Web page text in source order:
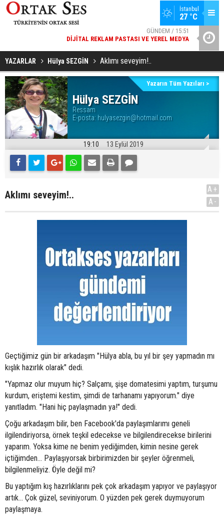
İstanbul
27 °C
DIJITAL REKLAM PASTASI VE YEREL MEDYA
GENÇLERBIRLIĞI SPOR KULÜBÜNDEN AÇIKLAMA GELDI
YAZARLAR Hülya SEZGİN Aklımı seveyim!..
Hülya SEZGİN
Ressam
E-posta: hulyasezgin@hotmail.com
Yazarın Tüm Yazıları >
19:10 13 Eylül 2019
Aklımı seveyim!..
A+
A-
Geçtiğimiz gün bir arkadaşım "Hülya abla, bu yıl bir şey yapmadın mı
kışlık hazırlık olarak" dedi.
"Yapmaz olur muyum hiç? Salçamı, şişe domatesimi yaptım, turşumu
kurdum, eriştemi kestim, şimdi de tarhanamı yapıyorum." diye
yanıtladım. "Hani hiç paylaşmadın ya!" dedi.
Çoğu arkadaşım bilir, ben Facebook'da paylaşımlarımı geneli
ilgilendiriyorsa, örnek teşkil edecekse ve bilgilendirecekse birilerini
yaparım. Yoksa kime ne benim yediğimden, kimin nesine gerek
içtiğimden... Paylaşıyorsak birbirimizden bir şeyler öğrenmeli,
bilgilenmeliyiz. Öyle değil mi?
Bu yaptığım kış hazırlıklarını pek çok arkadaşım yapıyor ve paylaşıyor
artık... Çok güzel, seviniyorum. O yüzden pek gerek duymuyorum
paylaşmaya.